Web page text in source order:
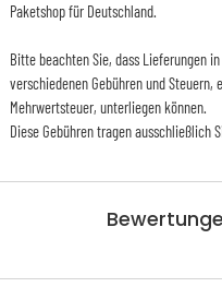
Paketshop für Deutschland.
Bitte beachten Sie, dass Lieferungen
verschiedenen Gebühren und
Mehrwertsteuer, unterliegen können.
Diese Gebühren tragen ausschließlich